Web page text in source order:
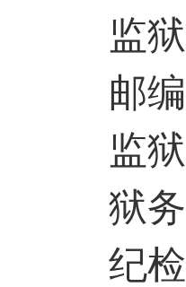
监狱
邮编
监狱
狱务
纪检